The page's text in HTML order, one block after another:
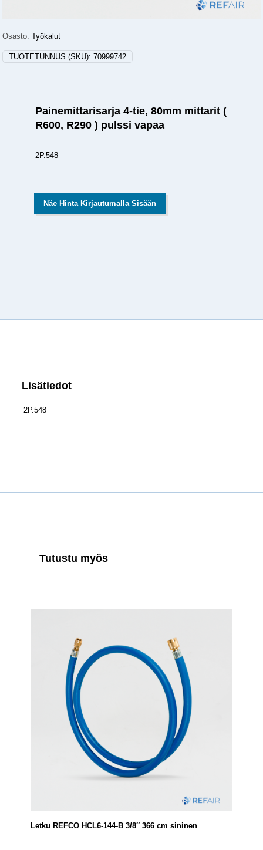
Osasto:Työkalut
TUOTETUNNUS (SKU):70999742
Painemittarisarja 4-tie, 80mm mittarit (
R600, R290 ) pulssi vapaa
2P.548
Näe Hinta Kirjautumalla Sisään
Lisätiedot
2P.548
Tutustu myös
Letku REFCO HCL6-144-B 3/8″ 366 cm sininen